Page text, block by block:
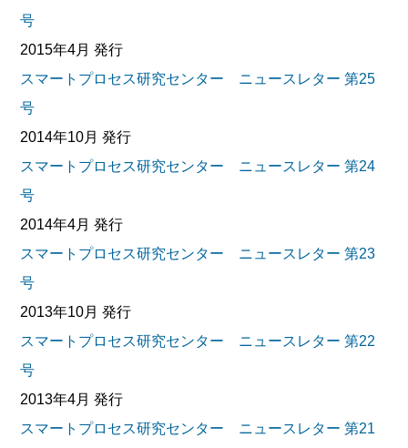
号
2015年4月 発行
スマートプロセス研究センター ニュースレター 第25
号
2014年10月 発行
スマートプロセス研究センター ニュースレター 第24
号
2014年4月 発行
スマートプロセス研究センター ニュースレター 第23
号
2013年10月 発行
スマートプロセス研究センター ニュースレター 第22
号
2013年4月 発行
スマートプロセス研究センター ニュースレター 第21